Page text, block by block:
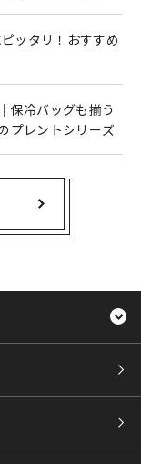
ッタリ！おすすめ
保冷バッグも揃う
プレントシリーズ